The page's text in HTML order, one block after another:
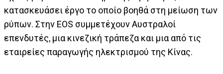
κατασκευάσει έργο το οποίο βοηθά στη μείωση των
ρύπων. Στην EOS συμμετέχουν Αυστραλοί
επενδυτές, μια κινεζική τράπεζα και μια από τις
εταιρείες παραγωγής ηλεκτρισμού της Κίνας.